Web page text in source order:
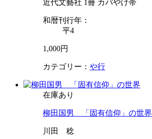
近代文藝社 1冊 カバやけ帯
和暦刊行年：
平4
1,000円
カテゴリー： や行
在庫あり
柳田国男 「固有信仰」の世界
川田 稔